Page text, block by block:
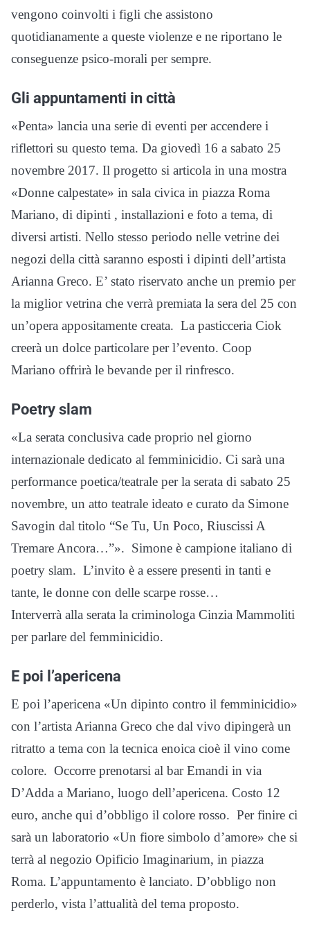
vengono coinvolti i figli che assistono
quotidianamente a queste violenze e ne riportano le
conseguenze psico-morali per sempre.
Gli appuntamenti in città
«Penta» lancia una serie di eventi per accendere i
riflettori su questo tema. Da giovedì 16 a sabato 25
novembre 2017. Il progetto si articola in una mostra
«Donne calpestate» in sala civica in piazza Roma
Mariano, di dipinti , installazioni e foto a tema, di
diversi artisti. Nello stesso periodo nelle vetrine dei
negozi della città saranno esposti i dipinti dell’artista
Arianna Greco. E’ stato riservato anche un premio per
la miglior vetrina che verrà premiata la sera del 25 con
un’opera appositamente creata. La pasticceria Ciok
creerà un dolce particolare per l’evento. Coop
Mariano offrirà le bevande per il rinfresco.
Poetry slam
«La serata conclusiva cade proprio nel giorno
internazionale dedicato al femminicidio. Ci sarà una
performance poetica/teatrale per la serata di sabato 25
novembre, un atto teatrale ideato e curato da Simone
Savogin dal titolo “Se Tu, Un Poco, Riuscissi A
Tremare Ancora…”». Simone è campione italiano di
poetry slam. L’invito è a essere presenti in tanti e
tante, le donne con delle scarpe rosse…
Interverrà alla serata la criminologa Cinzia Mammoliti
per parlare del femminicidio.
E poi l’apericena
E poi l’apericena «Un dipinto contro il femminicidio»
con l’artista Arianna Greco che dal vivo dipingerà un
ritratto a tema con la tecnica enoica cioè il vino come
colore. Occorre prenotarsi al bar Emandi in via
D’Adda a Mariano, luogo dell’apericena. Costo 12
euro, anche qui d’obbligo il colore rosso. Per finire ci
sarà un laboratorio «Un fiore simbolo d’amore» che si
terrà al negozio Opificio Imaginarium, in piazza
Roma. L’appuntamento è lanciato. D’obbligo non
perderlo, vista l’attualità del tema proposto.